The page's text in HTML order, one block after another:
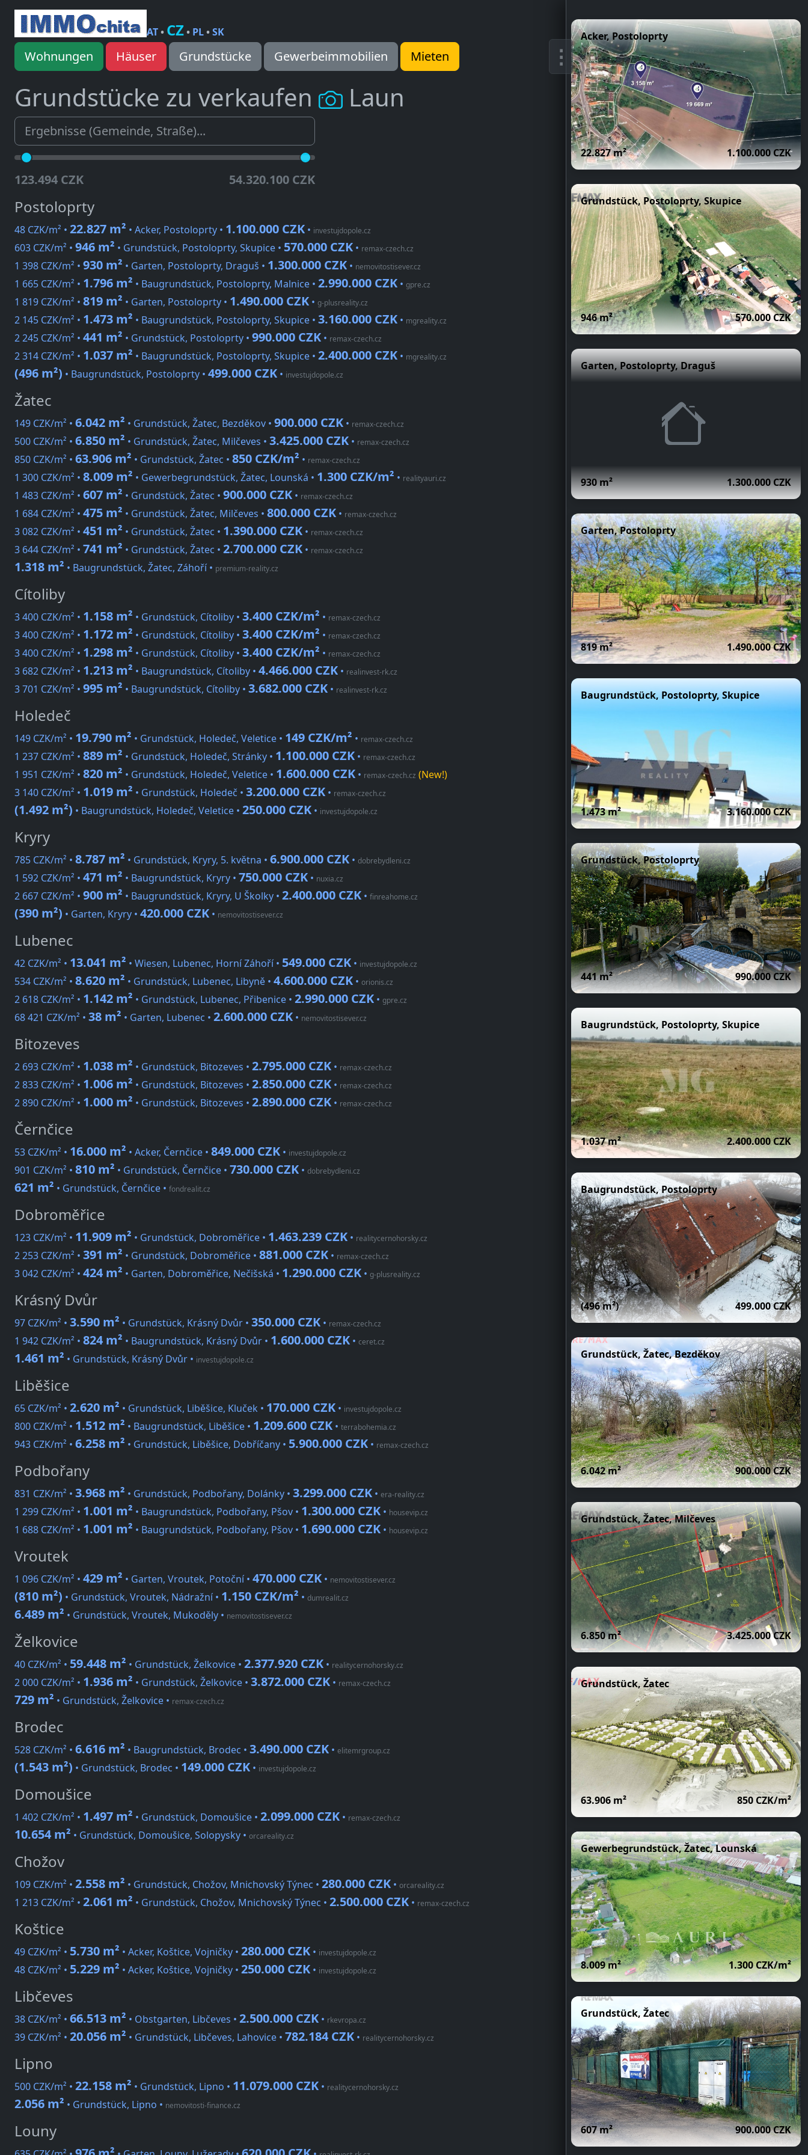
AT• CZ• PL•SK
Wohnungen Häuser Grundstücke Gewerbeimmobilien Mieten
Grundstücke zu verkaufen Laun
123.494 CZK 54.320.100 CZK
Postoloprty
48 CZK/m² • 22.827 m² • Acker, Postoloprty • 1.100.000 CZK • investujdopole.cz
603 CZK/m² • 946 m² • Grundstück, Postoloprty, Skupice • 570.000 CZK • remax-czech.cz
1 398 CZK/m² • 930 m² • Garten, Postoloprty, Draguš • 1.300.000 CZK • nemovitostisever.cz
1 665 CZK/m² • 1.796 m² • Baugrundstück, Postoloprty, Malnice • 2.990.000 CZK • gpre.cz
1 819 CZK/m² • 819 m² • Garten, Postoloprty • 1.490.000 CZK • g-plusreality.cz
2 145 CZK/m² • 1.473 m² • Baugrundstück, Postoloprty, Skupice • 3.160.000 CZK • mgreality.cz
2 245 CZK/m² • 441 m² • Grundstück, Postoloprty • 990.000 CZK • remax-czech.cz
2 314 CZK/m² • 1.037 m² • Baugrundstück, Postoloprty, Skupice • 2.400.000 CZK • mgreality.cz
(496 m²) • Baugrundstück, Postoloprty • 499.000 CZK • investujdopole.cz
Žatec
149 CZK/m² • 6.042 m² • Grundstück, Žatec, Bezděkov • 900.000 CZK • remax-czech.cz
500 CZK/m² • 6.850 m² • Grundstück, Žatec, Milčeves • 3.425.000 CZK • remax-czech.cz
850 CZK/m² • 63.906 m² • Grundstück, Žatec • 850 CZK/m² • remax-czech.cz
1 300 CZK/m² • 8.009 m² • Gewerbegrundstück, Žatec, Lounská • 1.300 CZK/m² • realityauri.cz
1 483 CZK/m² • 607 m² • Grundstück, Žatec • 900.000 CZK • remax-czech.cz
1 684 CZK/m² • 475 m² • Grundstück, Žatec, Milčeves • 800.000 CZK • remax-czech.cz
3 082 CZK/m² • 451 m² • Grundstück, Žatec • 1.390.000 CZK • remax-czech.cz
3 644 CZK/m² • 741 m² • Grundstück, Žatec • 2.700.000 CZK • remax-czech.cz
1.318 m² • Baugrundstück, Žatec, Záhoří• premium-reality.cz
Cítoliby
3 400 CZK/m² • 1.158 m² • Grundstück, Cítoliby • 3.400 CZK/m² • remax-czech.cz
3 400 CZK/m² • 1.172 m² • Grundstück, Cítoliby • 3.400 CZK/m² • remax-czech.cz
3 400 CZK/m² • 1.298 m² • Grundstück, Cítoliby • 3.400 CZK/m² • remax-czech.cz
3 682 CZK/m² • 1.213 m² • Baugrundstück, Cítoliby • 4.466.000 CZK • realinvest-rk.cz
3 701 CZK/m² • 995 m² • Baugrundstück, Cítoliby • 3.682.000 CZK • realinvest-rk.cz
Holedeč
149 CZK/m² • 19.790 m² • Grundstück, Holedeč, Veletice • 149 CZK/m² • remax-czech.cz
1 237 CZK/m² • 889 m² • Grundstück, Holedeč, Stránky • 1.100.000 CZK • remax-czech.cz
1 951 CZK/m² • 820 m² • Grundstück, Holedeč, Veletice • 1.600.000 CZK • remax-czech.cz (New!)
3 140 CZK/m² • 1.019 m² • Grundstück, Holedeč • 3.200.000 CZK • remax-czech.cz
(1.492 m²) • Baugrundstück, Holedeč, Veletice • 250.000 CZK • investujdopole.cz
Kryry
785 CZK/m² • 8.787 m² • Grundstück, Kryry, 5. května • 6.900.000 CZK • dobrebydleni.cz
1 592 CZK/m² • 471 m² • Baugrundstück, Kryry • 750.000 CZK • nuxia.cz
2 667 CZK/m² • 900 m² • Baugrundstück, Kryry, U Školky • 2.400.000 CZK • finreahome.cz
(390 m²) • Garten, Kryry • 420.000 CZK • nemovitostisever.cz
Lubenec
42 CZK/m² • 13.041 m² • Wiesen, Lubenec, Horní Záhoří • 549.000 CZK • investujdopole.cz
534 CZK/m² • 8.620 m² • Grundstück, Lubenec, Libyně • 4.600.000 CZK • orionis.cz
2 618 CZK/m² • 1.142 m² • Grundstück, Lubenec, Přibenice • 2.990.000 CZK • gpre.cz
68 421 CZK/m² • 38 m² • Garten, Lubenec • 2.600.000 CZK • nemovitostisever.cz
Bitozeves
2 693 CZK/m² • 1.038 m² • Grundstück, Bitozeves • 2.795.000 CZK • remax-czech.cz
2 833 CZK/m² • 1.006 m² • Grundstück, Bitozeves • 2.850.000 CZK • remax-czech.cz
2 890 CZK/m² • 1.000 m² • Grundstück, Bitozeves • 2.890.000 CZK • remax-czech.cz
Černčice
53 CZK/m² • 16.000 m² • Acker, Černčice • 849.000 CZK • investujdopole.cz
901 CZK/m² • 810 m² • Grundstück, Černčice • 730.000 CZK • dobrebydleni.cz
621 m² • Grundstück, Černčice • fondrealit.cz
Dobroměřice
123 CZK/m² • 11.909 m² • Grundstück, Dobroměřice • 1.463.239 CZK • realitycernohorsky.cz
2 253 CZK/m² • 391 m² • Grundstück, Dobroměřice • 881.000 CZK • remax-czech.cz
3 042 CZK/m² • 424 m² • Garten, Dobroměřice, Nečišská • 1.290.000 CZK • g-plusreality.cz
Krásný Dvůr
97 CZK/m² • 3.590 m² • Grundstück, Krásný Dvůr • 350.000 CZK • remax-czech.cz
1 942 CZK/m² • 824 m² • Baugrundstück, Krásný Dvůr • 1.600.000 CZK • ceret.cz
1.461 m² • Grundstück, Krásný Dvůr • investujdopole.cz
Liběšice
65 CZK/m² • 2.620 m² • Grundstück, Liběšice, Kluček • 170.000 CZK • investujdopole.cz
800 CZK/m² • 1.512 m² • Baugrundstück, Liběšice • 1.209.600 CZK • terrabohemia.cz
943 CZK/m² • 6.258 m² • Grundstück, Liběšice, Dobříčany • 5.900.000 CZK • remax-czech.cz
Podbořany
831 CZK/m² • 3.968 m² • Grundstück, Podbořany, Dolánky • 3.299.000 CZK • era-reality.cz
1 299 CZK/m² • 1.001 m² • Baugrundstück, Podbořany, Pšov • 1.300.000 CZK • housevip.cz
1 688 CZK/m² • 1.001 m² • Baugrundstück, Podbořany, Pšov • 1.690.000 CZK • housevip.cz
Vroutek
1 096 CZK/m² • 429 m² • Garten, Vroutek, Potoční • 470.000 CZK • nemovitostisever.cz
(810 m²) • Grundstück, Vroutek, Nádražní • 1.150 CZK/m² • dumrealit.cz
6.489 m² • Grundstück, Vroutek, Mukoděly • nemovitostisever.cz
Želkovice
40 CZK/m² • 59.448 m² • Grundstück, Želkovice • 2.377.920 CZK • realitycernohorsky.cz
2 000 CZK/m² • 1.936 m² • Grundstück, Želkovice • 3.872.000 CZK • remax-czech.cz
729 m² • Grundstück, Želkovice • remax-czech.cz
Brodec
528 CZK/m² • 6.616 m² • Baugrundstück, Brodec • 3.490.000 CZK • elitemrgroup.cz
(1.543 m²) • Grundstück, Brodec • 149.000 CZK • investujdopole.cz
Domoušice
1 402 CZK/m² • 1.497 m² • Grundstück, Domoušice • 2.099.000 CZK • remax-czech.cz
10.654 m² • Grundstück, Domoušice, Solopysky • orcareality.cz
Chožov
109 CZK/m² • 2.558 m² • Grundstück, Chožov, Mnichovský Týnec • 280.000 CZK • orcareality.cz
1 213 CZK/m² • 2.061 m² • Grundstück, Chožov, Mnichovský Týnec • 2.500.000 CZK • remax-czech.cz
Koštice
49 CZK/m² • 5.730 m² • Acker, Koštice, Vojničky • 280.000 CZK • investujdopole.cz
48 CZK/m² • 5.229 m² • Acker, Koštice, Vojničky • 250.000 CZK • investujdopole.cz
Libčeves
38 CZK/m² • 66.513 m² • Obstgarten, Libčeves • 2.500.000 CZK • rkevropa.cz
39 CZK/m² • 20.056 m² • Grundstück, Libčeves, Lahovice • 782.184 CZK • realitycernohorsky.cz
Lipno
500 CZK/m² • 22.158 m² • Grundstück, Lipno • 11.079.000 CZK • realitycernohorsky.cz
2.056 m² • Grundstück, Lipno • nemovitosti-finance.cz
Louny